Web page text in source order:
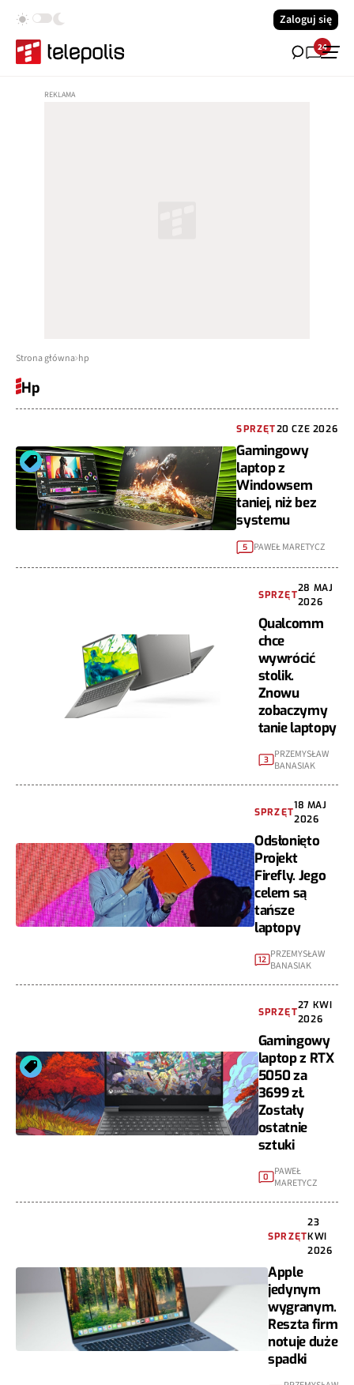
Zaloguj się
24
Strona główna hp
Hp
SPRZĘT20 CZE 2026
Gamingowy
laptop z
Windowsem
taniej, niż bez
systemu
5 PAWEŁ MARETYCZ
SPRZĘT
28 MAJ
2026
Qualcomm
chce
wywrócić
stolik.
Znowu
zobaczymy
tanie laptopy
3 PRZEMYSŁAW
BANASIAK
SPRZĘT
18 MAJ
2026
Odsłonięto
Projekt
Firefly. Jego
celem są
tańsze
laptopy
12 PRZEMYSŁAW
BANASIAK
SPRZĘT
27 KWI
2026
Gamingowy
laptop z RTX
5050 za
3699 zł.
Zostały
ostatnie
sztuki
0 PAWEŁ
MARETYCZ
SPRZĘT
23
KWI
2026
Apple
jedynym
wygranym.
Reszta firm
notuje duże
spadki